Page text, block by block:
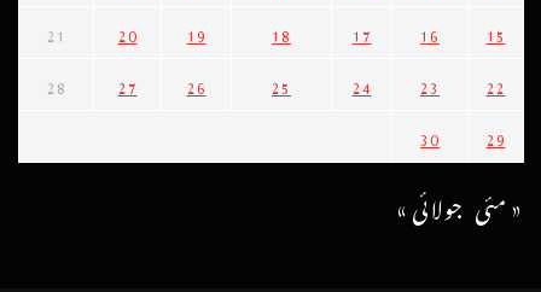
15
16
17
18
19
20
21
22
23
24
25
26
27
28
29
30
« مئی جولائی »